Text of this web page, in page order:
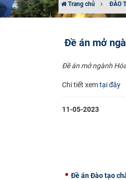
Trang chủ ĐÀO
Đề án mở
Đề án mở ngành
Chi tiết xemtại đây​
11-05-2023
Đề án Đào tạo